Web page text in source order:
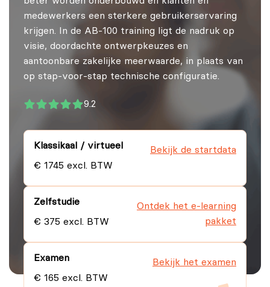
medewerkers een sterkere gebruikerservaring
krijgen. In de AB-100 training ligt de nadruk op
visie, doordachte ontwerpkeuzes en
aantoonbare zakelijke meerwaarde, in plaats van
op stap-voor-stap technische configuratie.
9.2
Klassikaal / virtueel
€ 1745 excl. BTW
Bekijk de startdata
Zelfstudie
€ 375 excl. BTW
Ontdek het e-learning
pakket
Examen
€ 165 excl. BTW
Bekijk het examen